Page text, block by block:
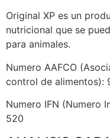
Original XP es un
nutricional que se
para animales.
Numero AAFCO
control de alimentos):
Numero IFN (Numero
520